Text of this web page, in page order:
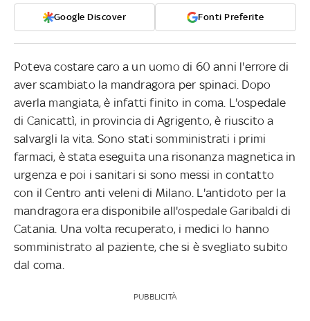
Google Discover Fonti Preferite
Poteva costare caro a un uomo di 60 anni l'errore di
aver scambiato la mandragora per spinaci. Dopo
averla mangiata, è infatti finito in coma. L'ospedale
di Canicattì, in provincia di Agrigento, è riuscito a
salvargli la vita. Sono stati somministrati i primi
farmaci, è stata eseguita una risonanza magnetica in
urgenza e poi i sanitari si sono messi in contatto
con il Centro anti veleni di Milano. L'antidoto per la
mandragora era disponibile all'ospedale Garibaldi di
Catania. Una volta recuperato, i medici lo hanno
somministrato al paziente, che si è svegliato subito
dal coma.
PUBBLICITÀ